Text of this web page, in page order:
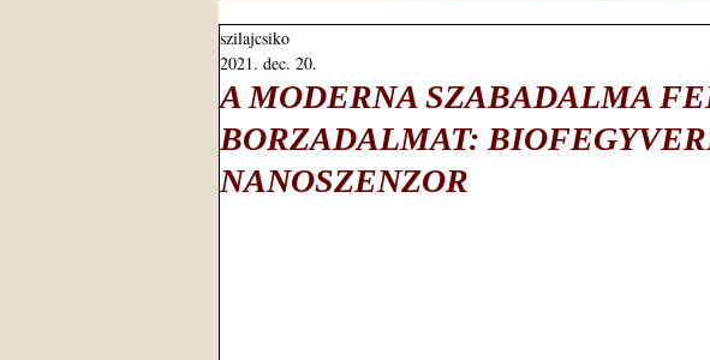
A MODERNA SZABADALMA
BORZADALMAT:
NANOSZENZOR
szilajcsiko
2021. dec. 20.